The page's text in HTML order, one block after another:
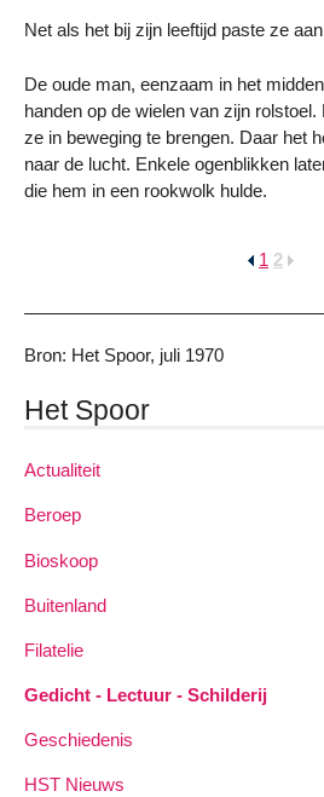
Net als het bij zijn leeftijd paste ze
De oude man, eenzaam in het
handen op de wielen van zijn
ze in beweging te brengen. Daar het
naar de lucht. Enkele ogenblikken
die hem in een rookwolk hulde.
1 2
Bron: Het Spoor, juli 1970
Het Spoor
Actualiteit
Beroep
Bioskoop
Buitenland
Filatelie
Gedicht - Lectuur - Schilderij
Geschiedenis
HST Nieuws